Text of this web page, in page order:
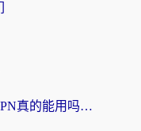
海外党必看：PC端免费VPN真的能用吗？教你无缝访问国内资源的正确姿势